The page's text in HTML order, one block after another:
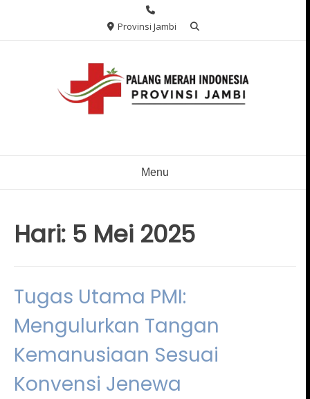
Provinsi Jambi
Menu
Hari: 5 Mei 2025
Tugas Utama PMI:
Mengulurkan Tangan
Kemanusiaan Sesuai
Konvensi Jenewa